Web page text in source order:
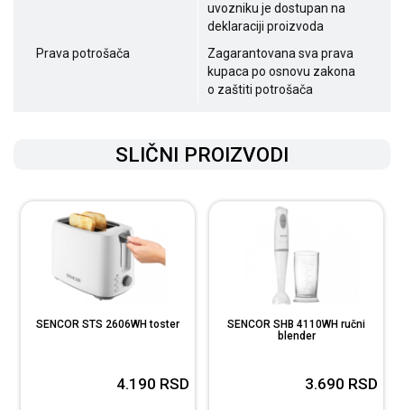
uvozniku je dostupan na
deklaraciji proizvoda
Prava potrošača
Zagarantovana sva prava
kupaca po osnovu zakona
o zaštiti potrošača
SLIČNI PROIZVODI
SENCOR STS 2606WH toster
4.190 RSD
SENCOR SHB 4110WH ručni
blender
3.690 RSD